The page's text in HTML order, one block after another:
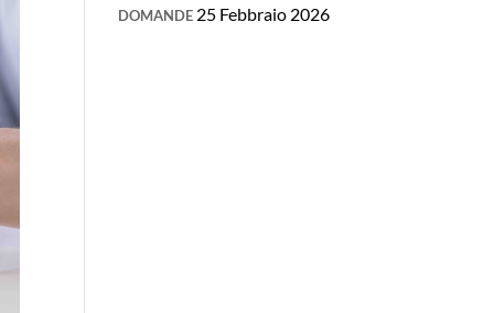
DOMANDE 25 Febbraio 2026